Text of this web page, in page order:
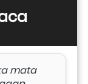
mata